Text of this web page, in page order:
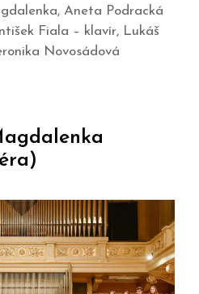
Aneta Podracká
Fiala – klavír, Lukáš
Novosádová